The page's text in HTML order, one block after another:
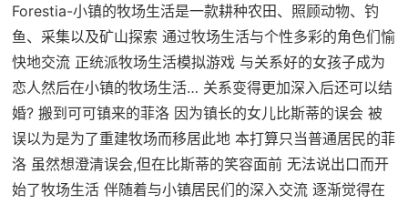
Forestia-小镇的牧场生活是一款耕种农田、照顾动物、钓
鱼、采集以及矿山探索 通过牧场生活与个性多彩的角色们愉
快地交流 正统派牧场生活模拟游戏 与关系好的女孩子成为
恋人然后在小镇的牧场生活… 关系变得更加深入后还可以结
婚? 搬到可可镇来的菲洛 因为镇长的女儿比斯蒂的误会 被
误以为是为了重建牧场而移居此地 本打算只当普通居民的菲
洛 虽然想澄清误会,但在比斯蒂的笑容面前 无法说出口而开
始了牧场生活 伴随着与小镇居民们的深入交流 逐渐觉得在